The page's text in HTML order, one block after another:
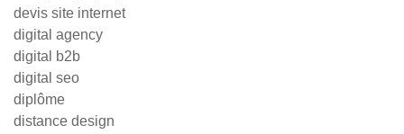
devis site internet
digital agency
digital b2b
digital seo
diplôme
distance design